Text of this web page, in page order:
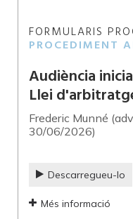
FORMULARIS
PROCEDIMENT
Audiència
Llei
Frederic Munné
30/06/2026)
Descarregueu-lo
Més informació